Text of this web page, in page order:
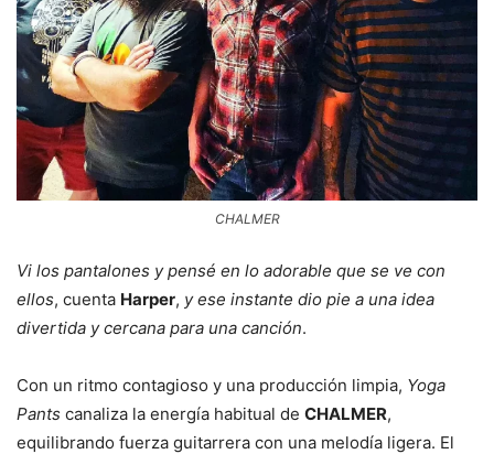
CHALMER
Vi los pantalones y pensé en lo adorable que se ve con
ellos, cuenta Harper, y ese instante dio pie a una idea
divertida y cercana para una canción.
Con un ritmo contagioso y una producción limpia, Yoga
Pants canaliza la energía habitual de CHALMER,
equilibrando fuerza guitarrera con una melodía ligera. El